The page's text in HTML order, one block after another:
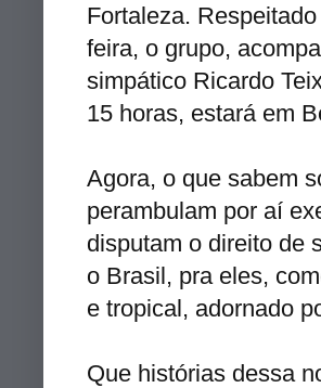
Fortaleza.
feira, o grupo,
simpático Ricardo
15 horas, estará em
Agora, o que sabem
perambulam por aí
disputam o direito de
o Brasil, pra eles,
e tropical, adornado
Que histórias dessa